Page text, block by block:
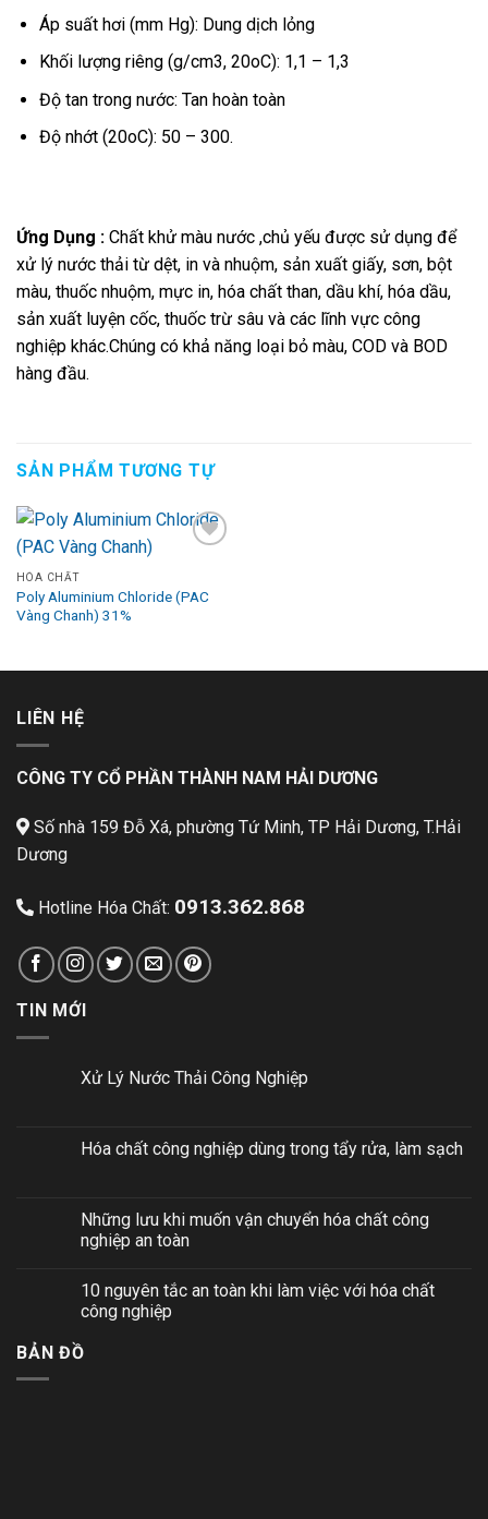
Áp suất hơi (mm Hg): Dung dịch lỏng
Khối lượng riêng (g/cm3, 20oC): 1,1 – 1,3
Độ tan trong nước: Tan hoàn toàn
Độ nhớt (20oC): 50 – 300.
Ứng Dụng : Chất khử màu nước ,chủ yếu được sử dụng để
xử lý nước thải từ dệt, in và nhuộm, sản xuất giấy, sơn, bột
màu, thuốc nhuộm, mực in, hóa chất than, dầu khí, hóa dầu,
sản xuất luyện cốc, thuốc trừ sâu và các lĩnh vực công
nghiệp khác.Chúng có khả năng loại bỏ màu, COD và BOD
hàng đầu.
SẢN PHẨM TƯƠNG TỰ
HÓA CHẤT
Poly Aluminium Chloride (PAC
Vàng Chanh) 31%
LIÊN HỆ
CÔNG TY CỔ PHẦN THÀNH NAM HẢI DƯƠNG
Số nhà 159 Đỗ Xá, phường Tứ Minh, TP Hải Dương, T.Hải
Dương
Hotline Hóa Chất: 0913.362.868
TIN MỚI
Xử Lý Nước Thải Công Nghiệp
Hóa chất công nghiệp dùng trong tẩy rửa, làm sạch
Những lưu khi muốn vận chuyển hóa chất công
nghiệp an toàn
10 nguyên tắc an toàn khi làm việc với hóa chất
công nghiệp
BẢN ĐỒ